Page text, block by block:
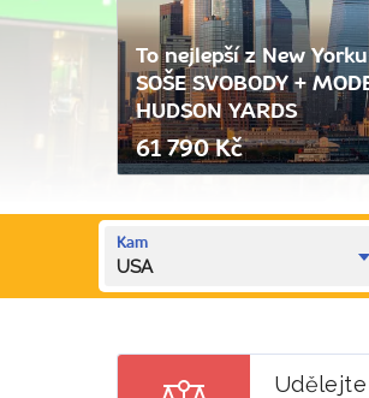
To nejlepší z New
SOŠE SVOBODY +
HUDSON YARDS
61 790 Kč
Kam
USA